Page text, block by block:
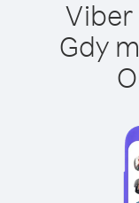
Gdy